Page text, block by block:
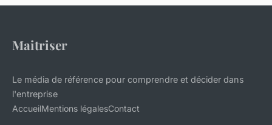
Maitriser
Le média de référence pour comprendre et décider dans
l'entreprise
AccueilMentions légalesContact